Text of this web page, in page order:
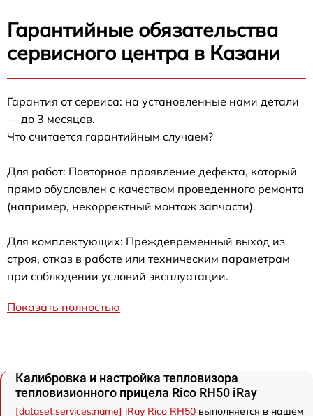
Гарантийные обязательства
сервисного центра в Казани
Гарантия от сервиса: на установленные нами детали
— до 3 месяцев.
Что считается гарантийным случаем?
Для работ: Повторное проявление дефекта, который
прямо обусловлен с качеством проведенного ремонта
(например, некорректный монтаж запчасти).
Для комплектующих: Преждевременный выход из
строя, отказ в работе или техническим параметрам
при соблюдении условий эксплуатации.
Показать полностью
Калибровка и настройка тепловизора
тепловизионного прицела Rico RH50 iRay
[dataset:services:name] iRay Rico RH50 выполняется в нашем